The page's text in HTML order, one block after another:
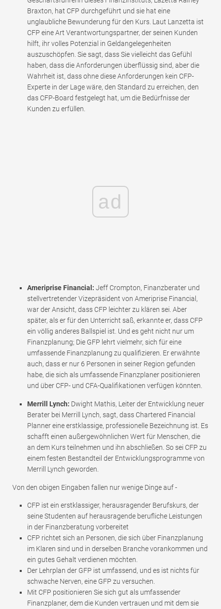
Braxton, hat CFP durchgeführt und sie hat eine
unglaubliche Bewunderung für den Kurs. Laut Lanzetta ist
CFP eine Art Verantwortungspartner, der seinen Kunden
hilft, ihr volles Potenzial in Geldangelegenheiten
auszuschöpfen. Sie sagt, dass Sie vielleicht das Gefühl
haben, dass die Anforderungen überflüssig sind, aber die
Wahrheit ist, dass ohne diese Anforderungen kein CFP-
Experte in der Lage wäre, den Standard zu erreichen, den
das CFP-Board festgelegt hat, um die Bedürfnisse der
Kunden zu erfüllen.
ad
Ameriprise Financial: Jeff Crompton, Finanzberater und
stellvertretender Vizepräsident von Ameriprise Financial,
war der Ansicht, dass CFP leichter zu klären sei. Aber
später, als er für den Unterricht saß, erkannte er, dass CFP
ein völlig anderes Ballspiel ist. Und es geht nicht nur um
Finanzplanung; Die GFP lehrt vielmehr, sich für eine
umfassende Finanzplanung zu qualifizieren. Er erwähnte
auch, dass er nur 6 Personen in seiner Region gefunden
habe, die sich als umfassende Finanzplaner positionieren
und über CFP- und CFA-Qualifikationen verfügen könnten.
Merrill Lynch: Dwight Mathis, Leiter der Entwicklung neuer
Berater bei Merrill Lynch, sagt, dass Chartered Financial
Planner eine erstklassige, professionelle Bezeichnung ist. Es
schafft einen außergewöhnlichen Wert für Menschen, die
an dem Kurs teilnehmen und ihn abschließen. So sei CFP zu
einem festen Bestandteil der Entwicklungsprogramme von
Merrill Lynch geworden.
Von den obigen Eingaben fallen nur wenige Dinge auf -
CFP ist ein erstklassiger, herausragender Berufskurs, der
seine Studenten auf herausragende berufliche Leistungen
in der Finanzberatung vorbereitet
CFP richtet sich an Personen, die sich über Finanzplanung
im Klaren sind und in derselben Branche vorankommen und
ein gutes Gehalt verdienen möchten.
Der Lehrplan der GFP ist umfassend, und es ist nichts für
schwache Nerven, eine GFP zu versuchen.
Mit CFP positionieren Sie sich gut als umfassender
Finanzplaner, dem die Kunden vertrauen und mit dem sie